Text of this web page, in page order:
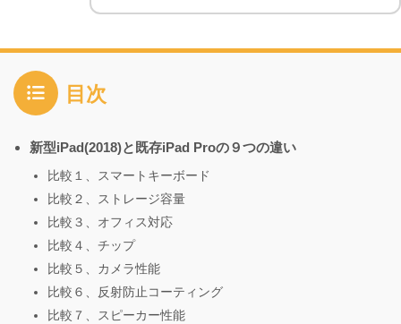
目次
新型iPad(2018)と既存iPad Proの９つの違い
比較１、スマートキーボード
比較２、ストレージ容量
比較３、オフィス対応
比較４、チップ
比較５、カメラ性能
比較６、反射防止コーティング
比較７、スピーカー性能